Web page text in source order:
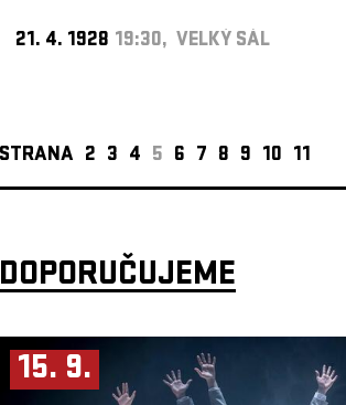
21. 4. 1928 19:30, VELKÝ SÁL
STRANA 2 3 4 5 6 7 8 9 10 11
DOPORUČUJEME
15. 9.